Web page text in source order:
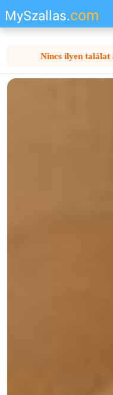
MySzallas.com
Nincs ilyen találat